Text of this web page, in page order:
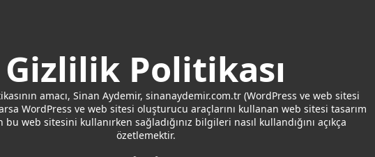
Gizlilik Politikası
amacı, Sinan Aydemir, sinanaydemir.com.tr (WordPress ve web sitesi
WordPress ve web sitesi oluşturucu araçlarını kullanan web sitesi tasarım
bu web sitesini kullanırken sağladığınız bilgileri nasıl kullandığını açıkça
özetlemektir.